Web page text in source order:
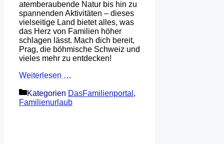
atemberaubende Natur bis hin zu
spannenden Aktivitäten – dieses
vielseitige Land bietet alles, was
das Herz von Familien höher
schlagen lässt. Mach dich bereit,
Prag, die böhmische Schweiz und
vieles mehr zu entdecken!
Weiterlesen …
Kategorien DasFamilienportal ,
Familienurlaub